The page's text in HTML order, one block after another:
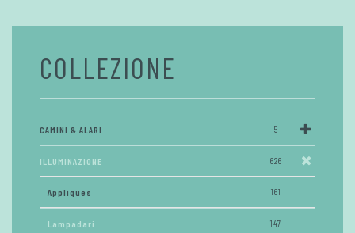
COLLEZIONE
CAMINI & ALARI 5
ILLUMINAZIONE 626
Appliques 161
Lampadari 147